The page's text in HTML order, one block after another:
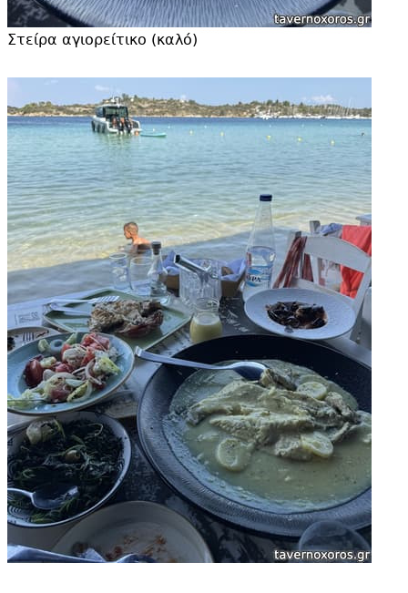
Στείρα αγιορείτικο (καλό)